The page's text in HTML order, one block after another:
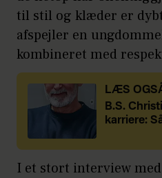
til stil og klæder er
afspejler en
kombineret med
LÆS
B.S.
karriere:
I et stort interview med